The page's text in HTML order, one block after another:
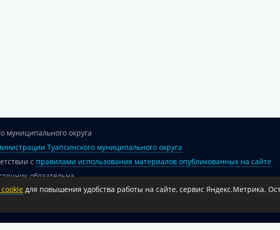
муниципального округа
Туапсинского муниципального округа
с правилами использования материалов опубликованных на сайте
обязательна.
на официальный интернет-портал администрации
для повышения удобства работы на сайте, сервис Яндекс.Метрика.